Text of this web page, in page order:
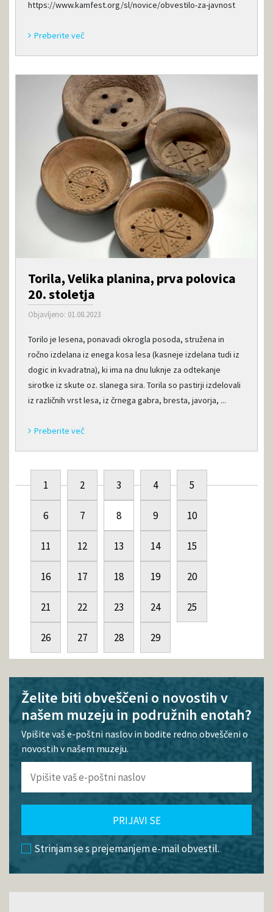
https://www.kamfest.org/sl/novice/obvestilo-za-javnost
Preberite več
Torila, Velika planina, prva polovica
20. stoletja
Objavljeno: 01.08.2023
Torilo je lesena, ponavadi okrogla posoda, stružena in
ročno izdelana iz enega kosa lesa (kasneje izdelana tudi iz
dogic in kvadratna), ki ima na dnu luknje za odtekanje
sirotke iz skute oz. slanega sira. Torila so pastirji izdelovali
iz različnih vrst lesa, iz črnega gabra, bresta, javorja, ...
Preberite več
1 2 3 4 5
6 7 8 9 10
11 12 13 14 15
16 17 18 19 20
21 22 23 24 25
26 27 28 29
Želite biti obveščeni o novostih v
našem muzeju in podružnih enotah?
Vpišite vaš e-poštni naslov in bodite redno obveščeni o
novostih v našem muzeju.
PRIJAVI SE
Strinjam se s prejemanjem e-mail obvestil.